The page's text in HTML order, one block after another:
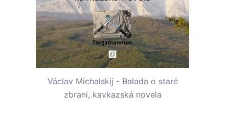
Václav Michalskij - Balada o staré
zbrani, kavkazská novela